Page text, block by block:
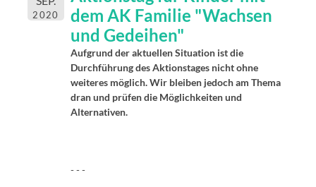
2020
dem AK Familie "Wachsen
und Gedeihen"
Aufgrund der aktuellen Situation ist die
Durchführung des Aktionstages nicht ohne
weiteres möglich. Wir bleiben jedoch am Thema
dran und prüfen die Möglichkeiten und
Alternativen.
- - -